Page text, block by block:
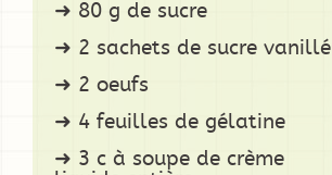
80 g de sucre
2 sachets de sucre vanillé
2 oeufs
4 feuilles de gélatine
3 c à soupe de crème